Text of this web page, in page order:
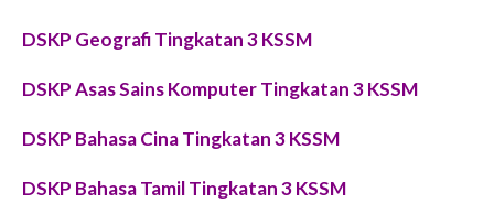
DSKP Geografi Tingkatan 3 KSSM
DSKP Asas Sains Komputer Tingkatan 3 KSSM
DSKP Bahasa Cina Tingkatan 3 KSSM
DSKP Bahasa Tamil Tingkatan 3 KSSM